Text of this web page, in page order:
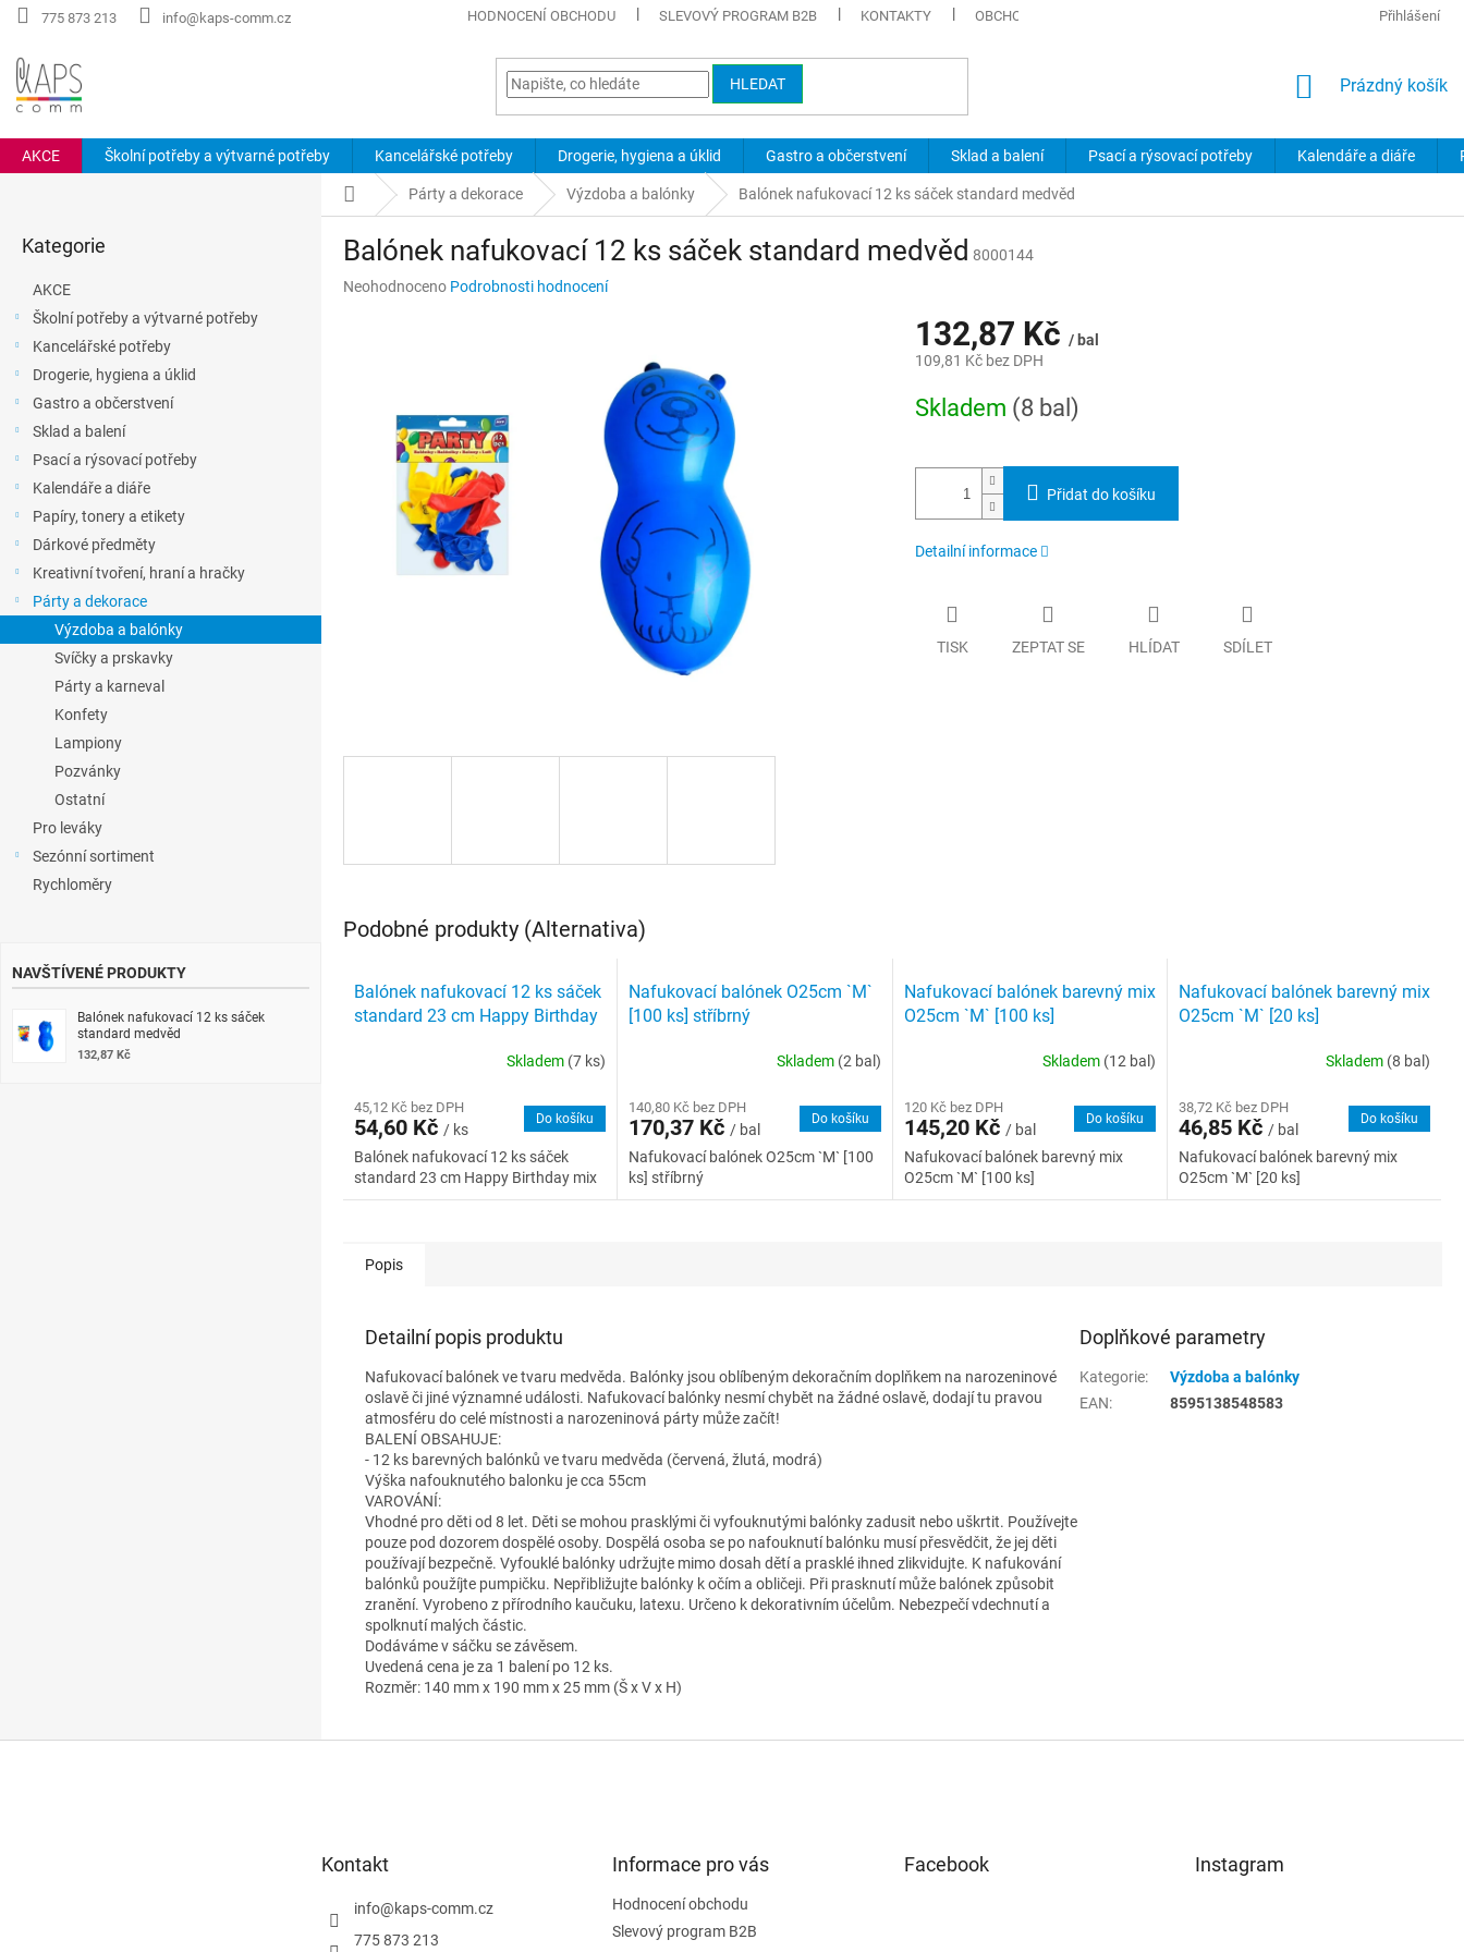
Přejít
775 873 213 info@kaps-comm.cz HODNOCENÍ OBCHODU SLEVOVÝ PROGRAM B2B KONTAKTY OBCHODNÍ PODMÍNKY PODMÍNKY OCHRANY OSOBNÍCH ÚDAJŮ
Přihlášení
HLEDAT
NÁKUPNÍ
Prázdný košík
AKCE Školní potřeby a výtvarné potřeby Kancelářské potřeby Drogerie, hygiena a úklid Gastro a občerstvení Sklad a balení Psací a rýsovací potřeby Kalendáře a diáře
kategorie
Kategorie
AKCE
Školní potřeby a výtvarné potřeby
Kancelářské potřeby
Drogerie, hygiena a úklid
Gastro a občerstvení
Sklad a balení
Psací a rýsovací potřeby
Kalendáře a diáře
Papíry, tonery a etikety
Dárkové předměty
Kreativní tvoření, hraní a hračky
Párty a dekorace
Výzdoba a balónky
Svíčky a prskavky
Párty a karneval
Konfety
Lampiony
Pozvánky
Ostatní
Pro leváky
Sezónní sortiment
Rychloměry
NAVŠTÍVENÉ PRODUKTY
Balónek nafukovací 12 ks sáček
standard medvěd
132,87 Kč
Domů Párty a dekorace Výzdoba a balónky Balónek nafukovací 12 ks sáček standard medvěd
Balónek nafukovací 12 ks sáček standard medvěd 8000144
Průměrné
hvězdiček.
Neohodnoceno Podrobnosti hodnocení
132,87 Kč / bal
109,81 Kč bez DPH
cena:
Skladem (8 bal)
Přidat do košíku
Detailní informace
TISK ZEPTAT SE HLÍDAT SDÍLET
Podobné produkty (Alternativa)
Balónek nafukovací 12 ks sáček
standard 23 cm Happy Birthday
Skladem (7 ks)
45,12 Kč bez DPH
54,60 Kč / ks
Do košíku
Balónek nafukovací 12 ks sáček
standard 23 cm Happy Birthday mix
Nafukovací balónek O25cm `M`
[100 ks] stříbrný
Skladem (2 bal)
140,80 Kč bez DPH
170,37 Kč/ bal
Do košíku
Nafukovací balónek O25cm `M` [100
ks] stříbrný
Nafukovací balónek barevný mix
O25cm `M` [100 ks]
Skladem (12 bal)
120 Kč bez DPH
145,20 Kč / bal
Do košíku
Nafukovací balónek barevný mix
O25cm `M` [100 ks]
Nafukovací balónek barevný mix
O25cm `M` [20 ks]
Skladem (8 bal)
38,72 Kč bez DPH
46,85 Kč / bal
Do košíku
Nafukovací balónek barevný mix
O25cm `M` [20 ks]
Popis
Detailní popis produktu
Nafukovací balónek ve tvaru medvěda. Balónky jsou oblíbeným dekoračním doplňkem na narozeninové
oslavě či jiné významné události. Nafukovací balónky nesmí chybět na žádné oslavě, dodají tu pravou
atmosféru do celé místnosti a narozeninová párty může začít!
BALENÍ OBSAHUJE:
- 12 ks barevných balónků ve tvaru medvěda (červená, žlutá, modrá)
Výška nafouknutého balonku je cca 55cm
VAROVÁNÍ:
Vhodné pro děti od 8 let. Děti se mohou prasklými či vyfouknutými balónky zadusit nebo uškrtit. Používejte
pouze pod dozorem dospělé osoby. Dospělá osoba se po nafouknutí balónku musí přesvědčit, že jej děti
používají bezpečně. Vyfouklé balónky udržujte mimo dosah dětí a prasklé ihned zlikvidujte. K nafukování
balónků použíjte pumpičku. Nepřibližujte balónky k očím a obličeji. Při prasknutí může balónek způsobit
zranění. Vyrobeno z přírodního kaučuku, latexu. Určeno k dekorativním účelům. Nebezpečí vdechnutí a
spolknutí malých částic.
Dodáváme v sáčku se závěsem.
Uvedená cena je za 1 balení po 12 ks.
Rozměr: 140 mm x 190 mm x 25 mm (Š x V x H)
Doplňkové parametry
Kategorie:
Výzdoba a balónky
EAN: 8595138548583
Kontakt
info@kaps-comm.cz
775 873 213
Informace pro vás
Hodnocení obchodu
Slevový program B2B
Facebook Instagram